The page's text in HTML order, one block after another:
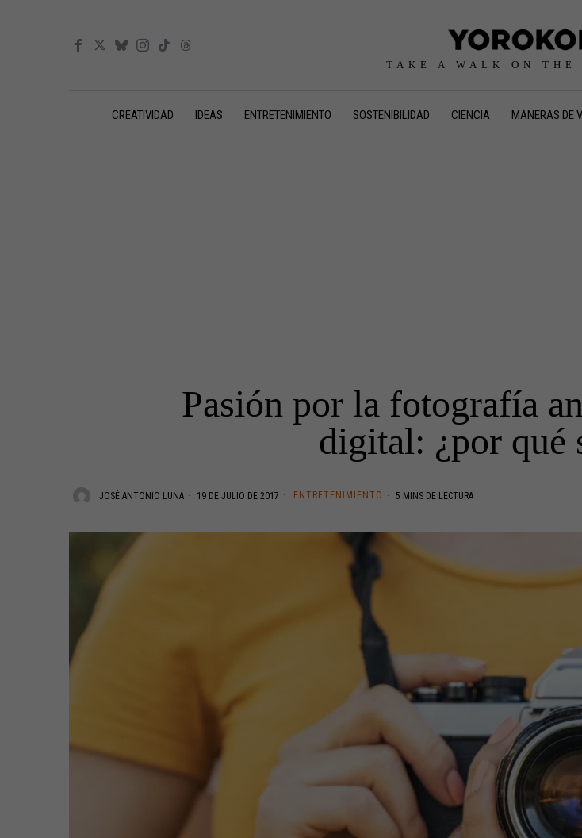
TAKE A WALK ON THE
CREATIVIDAD IDEAS ENTRETENIMIENTO SOSTENIBILIDAD CIENCIA MANERAS DE
Pasión por la fotografía
digital: ¿por qué
JOSÉ ANTONIO LUNA 19 DE JULIO DE 2017 ENTRETENIMIENTO 5 MINS DE LECTURA